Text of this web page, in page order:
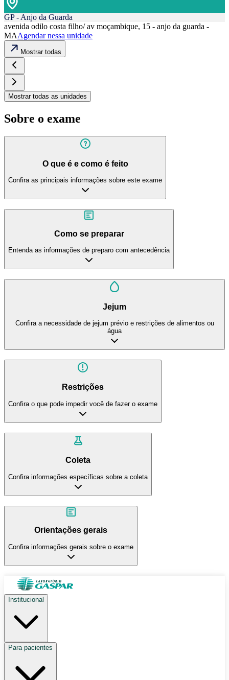
GP - Anjo da Guarda
avenida odilo costa filho/ av moçambique, 15 - anjo da guarda -
MAAgendar nessa unidade
Mostrar todas
Mostrar todas as unidades
Sobre o exame
O que é e como é feito
Confira as principais informações sobre este exame
Como se preparar
Entenda as informações de preparo com antecedência
Jejum
Confira a necessidade de jejum prévio e restrições de alimentos ou
água
Restrições
Confira o que pode impedir você de fazer o exame
Coleta
Confira informações específicas sobre a coleta
Orientações gerais
Confira informações gerais sobre o exame
Institucional
Para pacientes